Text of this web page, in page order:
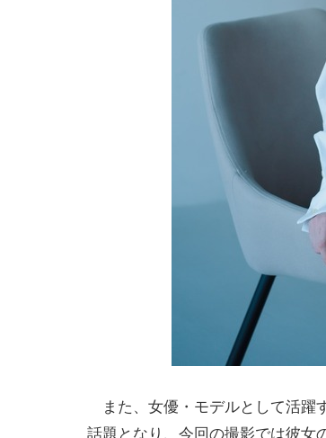
また、女優・モデルとして活躍
話題となり、今回の撮影では彼女